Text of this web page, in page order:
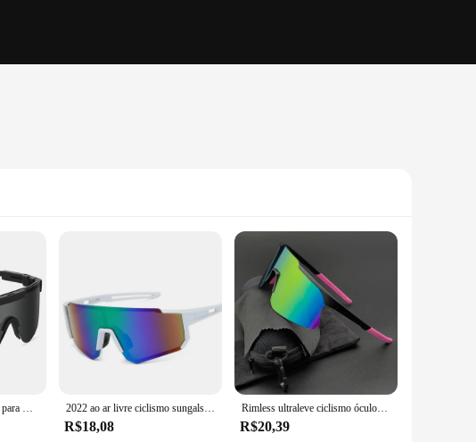
Pit Viper Cycling Glasses para Men e Women, Outdoor Sunglasses, MTB Sport Goggles, UV400 Bike, Bicycle Eyewear sem Box 2022 ao ar livre ciclismo sungalsses mtb bicicleta de estrada eyewear anti-ultravioleta polarizado óculos de bicicleta novos equipamentos esportivos
R$18,08
Rimless ultraleve ciclismo óculos de sol para homens e mulheres, esportes, corrida, corrida de bicicleta óculos, óculos masculinos bicicleta, óculos ciclo, olhos, 2022
R$20,39